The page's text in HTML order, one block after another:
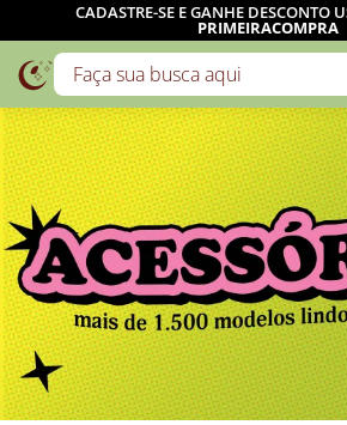
FRETE GRÁTIS:SP, RJ, ES E MG: A
DEMAIS REGIÕES: A PARTIR